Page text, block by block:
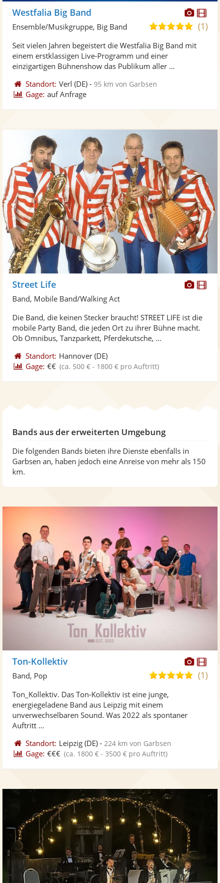
Fotos
Westfalia Big Band
5,0
5
(1)
Ensemble/Musikgruppe, Big Band
Seit vielen Jahren begeistert die Westfalia Big Band mit
einem erstklassigen Live-Programm und einer
einzigartigen Bühnenshow das Publikum aller ...
Standort: Verl (DE) -95 km von Garbsen
Gage: auf Anfrage
Fotos
Street Life
Band, Mobile Band/Walking Act
Die Band, die keinen Stecker braucht! STREET LIFE ist die
mobile Party Band, die jeden Ort zu ihrer Bühne macht.
Ob Omnibus, Tanzparkett, Pferdekutsche, ...
Standort: Hannover (DE)
Gage: €€ (ca. 500 € - 1800 € pro Auftritt)
Bands aus der erweiterten Umgebung
Die folgenden Bands bieten ihre Dienste ebenfalls in
Garbsen an, haben jedoch eine Anreise von mehr als 150
km.
Ton-Kollektiv
5,0(1)
Band, Pop
Ton_Kollektiv. Das Ton-Kollektiv ist eine junge,
energiegeladene Band aus Leipzig mit einem
unverwechselbaren Sound. Was 2022 als spontaner
Auftritt ...
Standort: Leipzig (DE) - 224 km von Garbsen
Gage: €€€ (ca. 1800 € - 3500 € pro Auftritt)